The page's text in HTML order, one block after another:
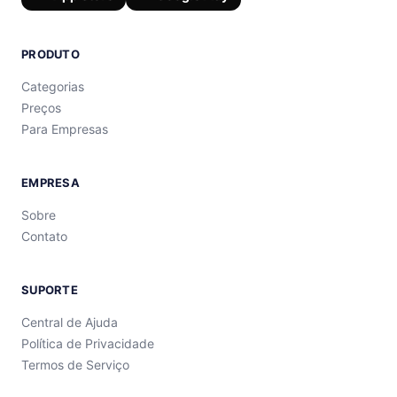
PRODUTO
Categorias
Preços
Para Empresas
EMPRESA
Sobre
Contato
SUPORTE
Central de Ajuda
Política de Privacidade
Termos de Serviço